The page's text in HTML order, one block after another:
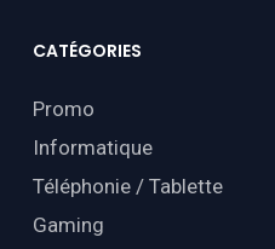
CATÉGORIES
Promo
Informatique
Téléphonie / Tablette
Gaming